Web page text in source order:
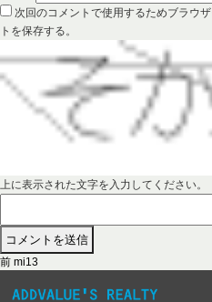
次回のコメントで使用するためブラウ
トを保存する。
上に表示された文字を入力してください。
投
稿
前 前
投
mi13